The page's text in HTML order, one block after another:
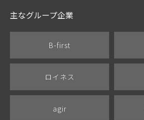
主なグループ企業
B-first
ロイネス
agir